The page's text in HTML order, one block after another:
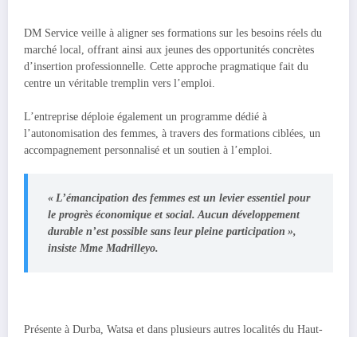
DM Service veille à aligner ses formations sur les besoins réels du
marché local, offrant ainsi aux jeunes des opportunités concrètes
d’insertion professionnelle. Cette approche pragmatique fait du
centre un véritable tremplin vers l’emploi.
L’entreprise déploie également un programme dédié à
l’autonomisation des femmes, à travers des formations ciblées, un
accompagnement personnalisé et un soutien à l’emploi.
« L’émancipation des femmes est un levier essentiel pour
le progrès économique et social. Aucun développement
durable n’est possible sans leur pleine participation »,
insiste Mme Madrilleyo.
Présente à Durba, Watsa et dans plusieurs autres localités du Haut-